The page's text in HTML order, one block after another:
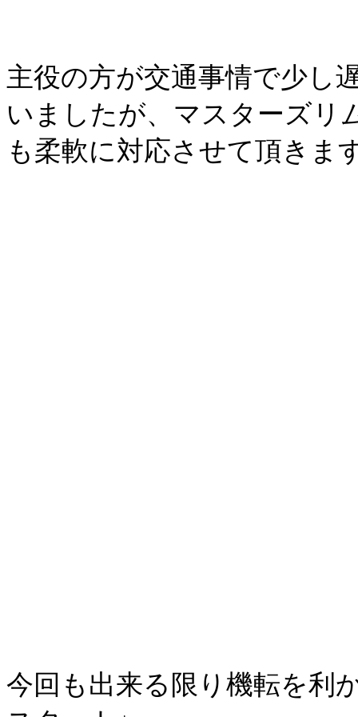
主役の方が交通事情で少し
いましたが、マスターズリ
も柔軟に対応させて頂きま
今回も出来る限り機転を利